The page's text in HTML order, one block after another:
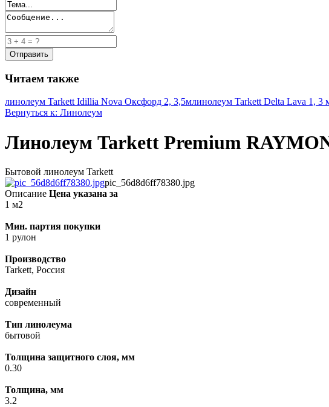
Читаем также
линолеум Tarkett Idillia Nova Оксфорд 2, 3,5млинолеум Tarkett Delta Lava 1, 3
Вернуться к: Линолеум
Линолеум Tarkett Premium
Бытовой линолеум Tarkett
pic_56d8d6ff78380.jpg
Описание Цена указана за
1 м2
Мин. партия покупки
1 рулон
Производство
Tarkett, Россия
Дизайн
современный
Тип линолеума
бытовой
Толщина защитного слоя, мм
0.30
Толщина, мм
3.2